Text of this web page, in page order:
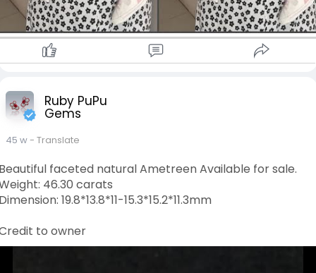
Ruby PuPu
Gems
45 w- Translate
faceted natural Ametreen Available for sale.
46.30 carats
19.8*13.8*11-15.3*15.2*11.3mm
to owner